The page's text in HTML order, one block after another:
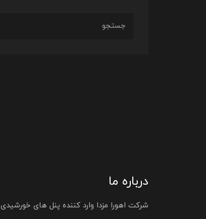
درباره ما
شرکت اهورا مزدا وارد کننده پنل های خورشیدی